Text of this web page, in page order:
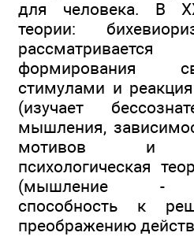
для человека. В
теории:
формирования
стимулами и
(изучает
мышления,
мотивов и
психологическая
(мышление -
способность к
преображению